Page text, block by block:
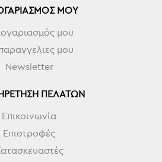
ΜΟΥ
μου
μου
Newsletter
ΠΕΛΑΤΏΝ
Επικοινωνία
Επιστροφές